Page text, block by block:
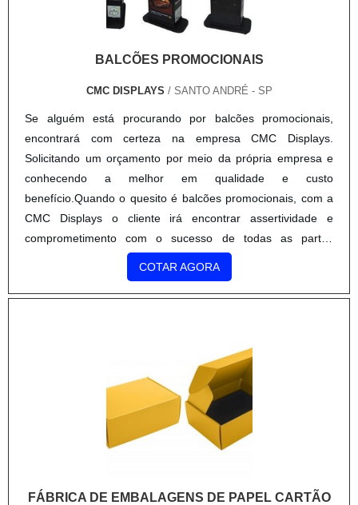
BALCÕES PROMOCIONAIS
CMC DISPLAYS / SANTO ANDRÉ - SP
Se alguém está procurando por balcões promocionais,
encontrará com certeza na empresa CMC Displays.
Solicitando um orçamento por meio da própria empresa e
conhecendo a melhor em qualidade e custo
benefício.Quando o quesito é balcões promocionais, com a
CMC Displays o cliente irá encontrar assertividade e
comprometimento com o sucesso de todas as partes
envolvidas com base nos resultados.MAIS INFORMAÇÕES
SOBRE BALCÕES PROMOCIONAISA CMC Displays
canaliza seus esforços em proporcionar uma estrutura com
tenha balcões promocionais com proteção.Há muitas
maneiras eficientes de uma empresa demonstrar
competência, excelência e destaque em sua área de
atuação. A CMC Displays se mostra referência por ter:
Soluções para stand pdv desmontável; Comprometidos com
Referência no mercado de produtos promocionais.Ainda
COTAR AGORA
FÁBRICA DE EMBALAGENS DE PAPEL CARTÃO